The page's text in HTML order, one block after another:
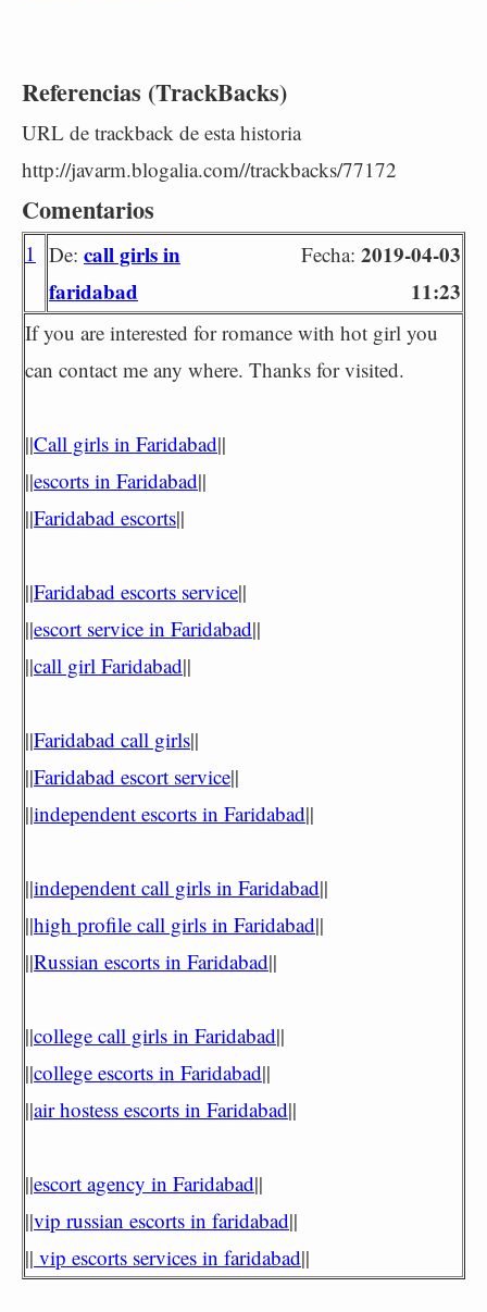
Referencias (TrackBacks)
URL de trackback de esta historia
http://javarm.blogalia.com//trackbacks/77172
Comentarios
1 De: call girls in
faridabad
Fecha: 2019-04-03
11:23
If you are interested for romance with hot girl you
can contact me any where. Thanks for visited.
||Call girls in Faridabad||
||escorts in Faridabad||
||Faridabad escorts||
||Faridabad escorts service||
||escort service in Faridabad||
||call girl Faridabad||
||Faridabad call girls||
||Faridabad escort service||
||independent escorts in Faridabad||
||independent call girls in Faridabad||
||high profile call girls in Faridabad||
||Russian escorts in Faridabad||
||college call girls in Faridabad||
||college escorts in Faridabad||
||air hostess escorts in Faridabad||
||escort agency in Faridabad||
||vip russian escorts in faridabad||
|| vip escorts services in faridabad||